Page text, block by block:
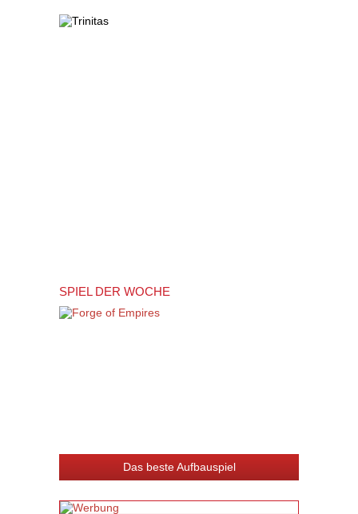
SPIEL DER WOCHE
Das beste Aufbauspiel